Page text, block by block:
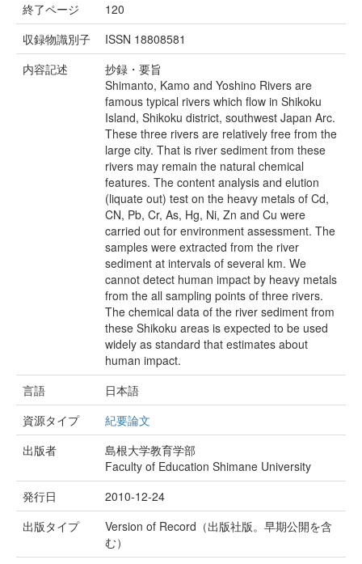
終了ページ
120
収録物識別子
ISSN 18808581
内容記述
抄録・要旨
Shimanto, Kamo and Yoshino Rivers are
famous typical rivers which flow in Shikoku
Island, Shikoku district, southwest Japan Arc.
These three rivers are relatively free from the
large city. That is river sediment from these
rivers may remain the natural chemical
features. The content analysis and elution
(liquate out) test on the heavy metals of Cd,
CN, Pb, Cr, As, Hg, Ni, Zn and Cu were
carried out for environment assessment. The
samples were extracted from the river
sediment at intervals of several km. We
cannot detect human impact by heavy metals
from the all sampling points of three rivers.
The chemical data of the river sediment from
these Shikoku areas is expected to be used
widely as standard that estimates about
human impact.
言語
日本語
資源タイプ
紀要論文
出版者
島根大学教育学部
Faculty of Education Shimane University
発行日
2010-12-24
出版タイプ
Version of Record（出版社版。早期公開を含
む）